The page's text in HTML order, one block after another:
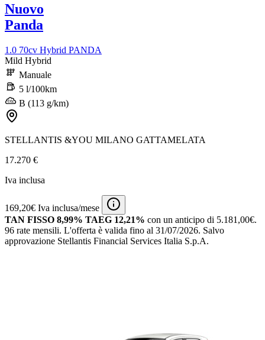
Nuovo
Panda
1.0 70cv Hybrid PANDA
Mild Hybrid
Manuale
5 l/100km
B (113 g/km)
STELLANTIS &YOU MILANO GATTAMELATA
17.270 €
Iva inclusa
169,20€ Iva inclusa/mese
TAN FISSO 8,99% TAEG 12,21% con un anticipo di 5.181,00€.
96 rate mensili. L'offerta è valida fino al 31/07/2026. Salvo
approvazione Stellantis Financial Services Italia S.p.A.